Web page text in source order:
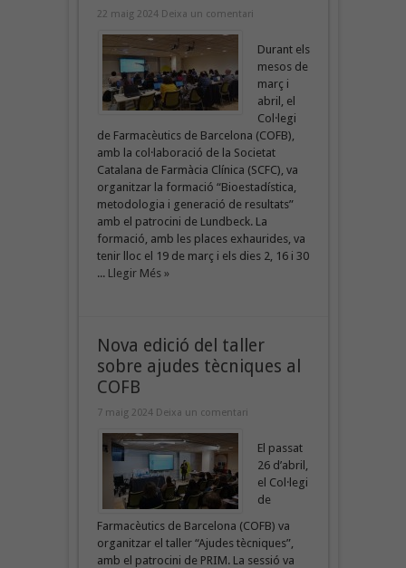
22 maig 2024 Deixa un comentari
Durant els
mesos de
març i
abril, el
Col·legi
de Farmacèutics de Barcelona (COFB),
amb la col·laboració de la Societat
Catalana de Farmàcia Clínica (SCFC), va
organitzar la formació “Bioestadística,
metodologia i generació de resultats”
amb el patrocini de Lundbeck. La
formació, amb les places exhaurides, va
tenir lloc el 19 de març i els dies 2, 16 i 30
... Llegir Més »
Nova edició del taller
sobre ajudes tècniques al
COFB
7 maig 2024 Deixa un comentari
El passat
26 d’abril,
el Col·legi
de
Farmacèutics de Barcelona (COFB) va
organitzar el taller “Ajudes tècniques”,
amb el patrocini de PRIM. La sessió va